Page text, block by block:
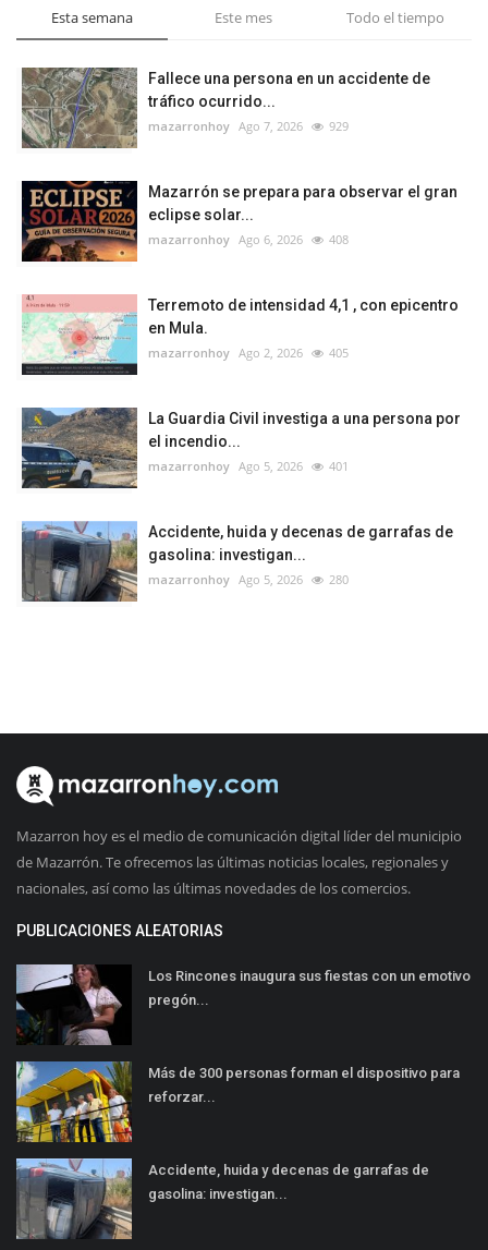
Esta semana Este mes Todo el tiempo
Fallece una persona en un accidente de
tráfico ocurrido...
mazarronhoy Ago 7, 2026 929
Mazarrón se prepara para observar el gran
eclipse solar...
mazarronhoy Ago 6, 2026 408
Terremoto de intensidad 4,1 , con epicentro
en Mula.
mazarronhoy Ago 2, 2026 405
La Guardia Civil investiga a una persona por
el incendio...
mazarronhoy Ago 5, 2026 401
Accidente, huida y decenas de garrafas de
gasolina: investigan...
mazarronhoy Ago 5, 2026 280
Mazarron hoy es el medio de comunicación digital líder del municipio
de Mazarrón. Te ofrecemos las últimas noticias locales, regionales y
nacionales, así como las últimas novedades de los comercios.
PUBLICACIONES ALEATORIAS
Los Rincones inaugura sus fiestas con un emotivo
pregón...
Más de 300 personas forman el dispositivo para
reforzar...
Accidente, huida y decenas de garrafas de
gasolina: investigan...